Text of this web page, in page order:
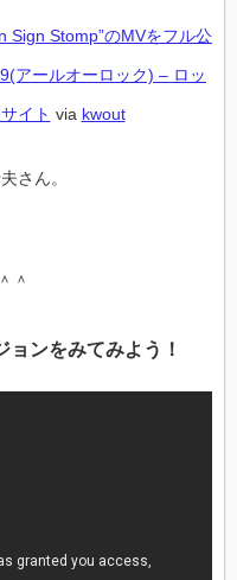
Sign Stomp”のMVをフル公
アールオーロック) – ロッ
イト via kwout
さん。
＾
ンをみてみよう！